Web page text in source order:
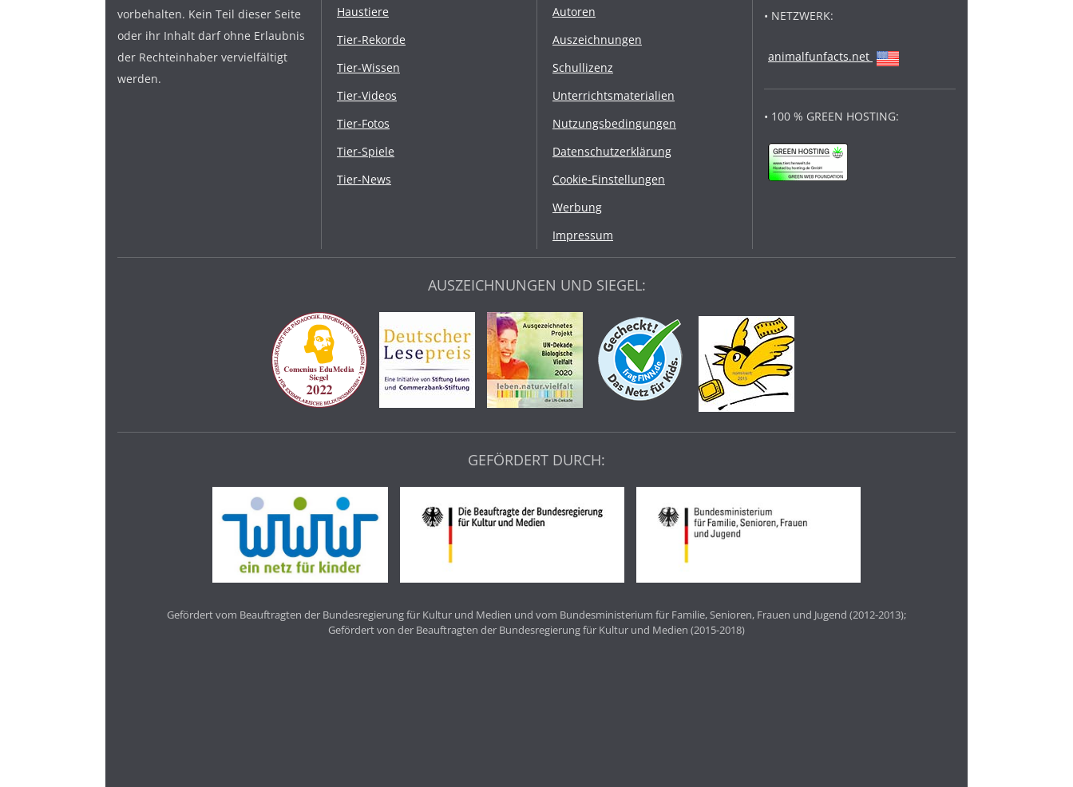
vorbehalten. Kein Teil dieser Seite
oder ihr Inhalt darf ohne Erlaubnis
der Rechteinhaber vervielfältigt
werden.
Haustiere
Tier-Rekorde
Tier-Wissen
Tier-Videos
Tier-Fotos
Tier-Spiele
Tier-News
Autoren
Auszeichnungen
Schullizenz
Unterrichtsmaterialien
Nutzungsbedingungen
Datenschutzerklärung
Cookie-Einstellungen
Werbung
Impressum
• NETZWERK:
animalfunfacts.net
• 100 % GREEN HOSTING:
AUSZEICHNUNGEN UND SIEGEL:
GEFÖRDERT DURCH:
Gefördert vom Beauftragten der Bundesregierung für Kultur und Medien und vom Bundesministerium für Familie, Senioren, Frauen und Jugend (2012-2013);
Gefördert von der Beauftragten der Bundesregierung für Kultur und Medien (2015-2018)